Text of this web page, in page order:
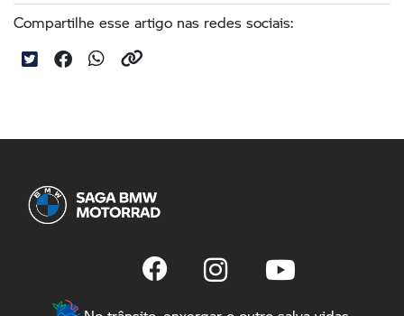
Compartilhe esse artigo nas redes sociais: